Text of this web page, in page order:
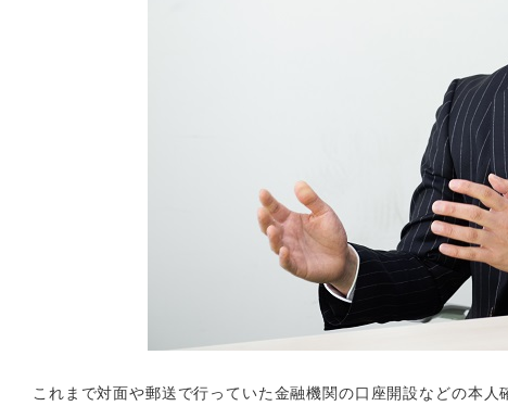
これまで対面や郵送で行っていた金融機関の口座開設などの本